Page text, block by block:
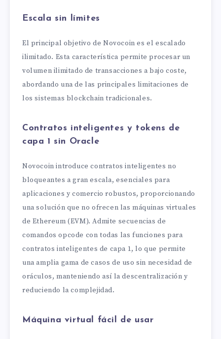
Escala sin límites
El principal objetivo de Novocoin es el escalado
ilimitado. Esta característica permite procesar un
volumen ilimitado de transacciones a bajo coste,
abordando una de las principales limitaciones de
los sistemas blockchain tradicionales.
Contratos inteligentes y tokens de
capa 1 sin Oracle
Novocoin introduce contratos inteligentes no
bloqueantes a gran escala, esenciales para
aplicaciones y comercio robustos, proporcionando
una solución que no ofrecen las máquinas virtuales
de Ethereum (EVM). Admite secuencias de
comandos opcode con todas las funciones para
contratos inteligentes de capa 1, lo que permite
una amplia gama de casos de uso sin necesidad de
oráculos, manteniendo así la descentralización y
reduciendo la complejidad.
Máquina virtual fácil de usar